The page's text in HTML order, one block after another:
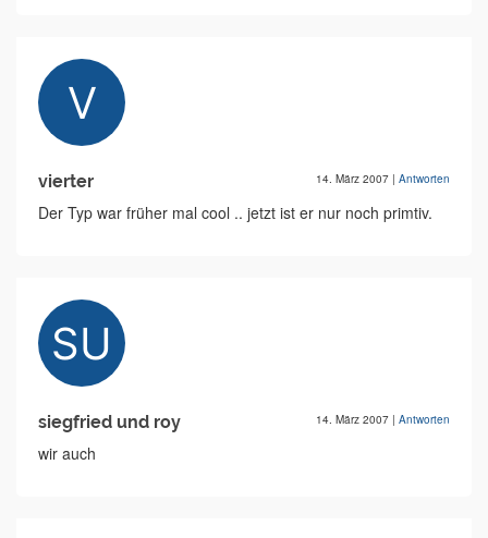
vierter 14. März 2007 | Antworten
Der Typ war früher mal cool .. jetzt ist er nur noch primtiv.
siegfried und roy 14. März 2007 | Antworten
wir auch